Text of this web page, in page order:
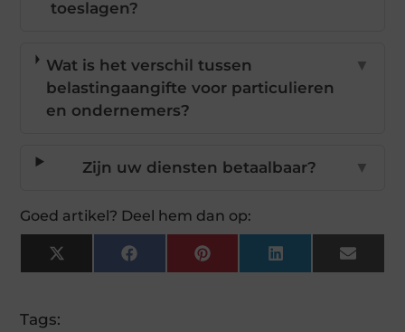
toeslagen?
Wat is het verschil tussen
belastingaangifte voor particulieren
en ondernemers?
▼
Zijn uw diensten betaalbaar? ▼
Goed artikel? Deel hem dan op:
X
(Twitter)
FacebookPinterestLinkedInEmail
Tags: